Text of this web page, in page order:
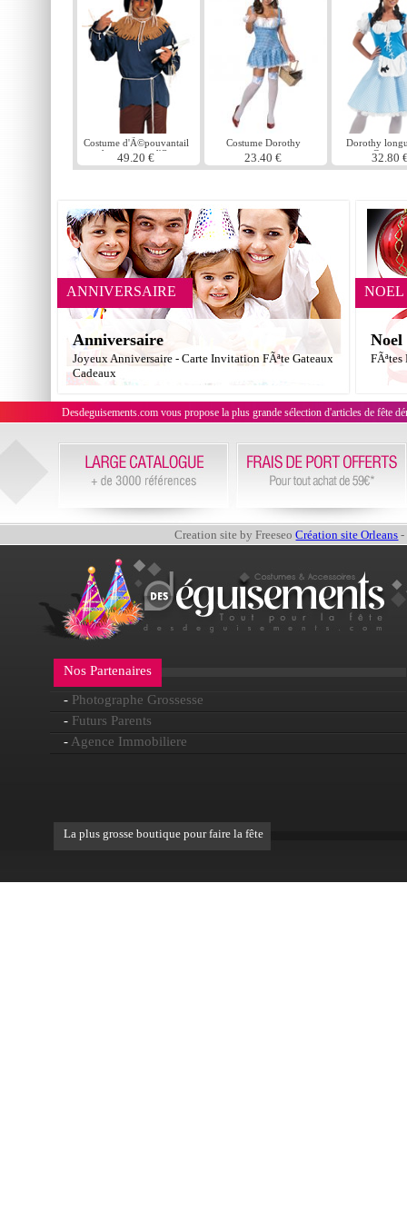
Costume d'Ã©pouvantail
du magicien d'Oz
49.20 €
Costume Dorothy
23.40 €
Dorothy
32.80
ANNIVERSAIRE
Anniversaire
Joyeux Anniversaire - Carte Invitation FÃªte Gateaux
Cadeaux
NOEL
Noel
Desdeguisements.com vous propose la plus grande sélection d'articles de fête
Creation site by FreeseoCréation site Orleans -
Nos Partenaires
- Photographe Grossesse
- Futurs Parents
- Agence Immobiliere
La plus grosse boutique pour faire la fête